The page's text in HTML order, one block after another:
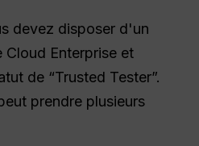
devez disposer d'un
Cloud Enterprise et
de “Trusted Tester”.
prendre plusieurs